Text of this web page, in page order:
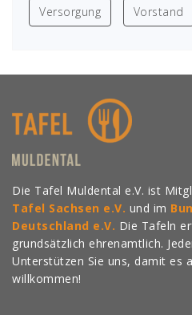
Versorgung Vorstand
Die Tafel Muldental e.V. ist
Tafel Sachsen e.V. und im
Deutschland e.V. Die Tafeln
grundsätzlich ehrenamtlich.
Unterstützen Sie uns, damit es
willkommen!